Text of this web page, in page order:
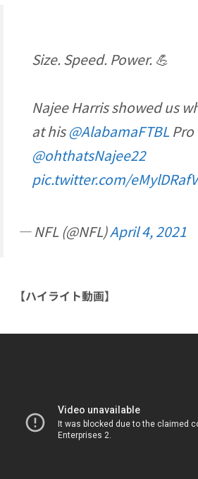
Size. Speed. Power. 💪
Najee Harris showed us
at his@AlabamaFTBL Pro
@ohthatsNajee22
pic.twitter.com/
— NFL (@NFL)April 4, 2021
【ハイライト動画】